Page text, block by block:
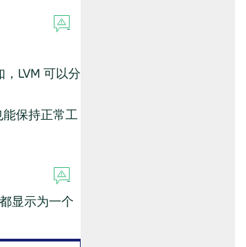
LVM 可以分
保持正常工
显示为一个